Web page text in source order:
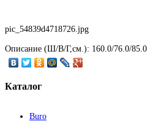
pic_54839d4718726.jpg
Описание (Ш/В/Г,см.): 160.0/76.0/85.0
Каталог
Buro